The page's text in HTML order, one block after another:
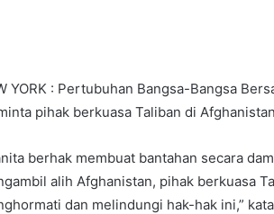
YORK : Pertubuhan Bangsa-Bangsa
pihak berkuasa Taliban di
berhak membuat bantahan secara
alih Afghanistan, pihak berkuasa
dan melindungi hak-hak ini,”